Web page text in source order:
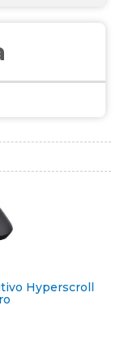
Hyperscroll